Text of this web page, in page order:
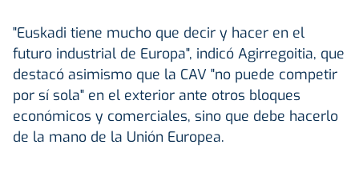
"Euskadi tiene mucho que decir y hacer en el
futuro industrial de Europa", indicó Agirregoitia, que
destacó asimismo que la CAV "no puede competir
por sí sola" en el exterior ante otros bloques
económicos y comerciales, sino que debe hacerlo
de la mano de la Unión Europea.